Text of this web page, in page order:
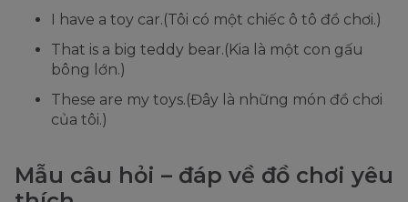
I have a toy car.(Tôi có một chiếc ô tô đồ chơi.)
That is a big teddy bear.(Kia là một con gấu
bông lớn.)
These are my toys.(Đây là những món đồ chơi
của tôi.)
Mẫu câu hỏi – đáp về đồ chơi yêu